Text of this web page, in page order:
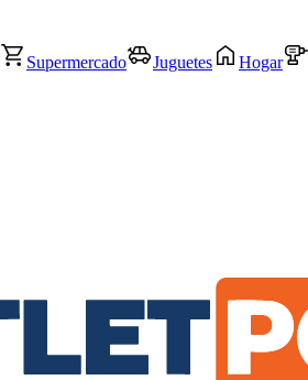
Supermercado Juguetes Hogar